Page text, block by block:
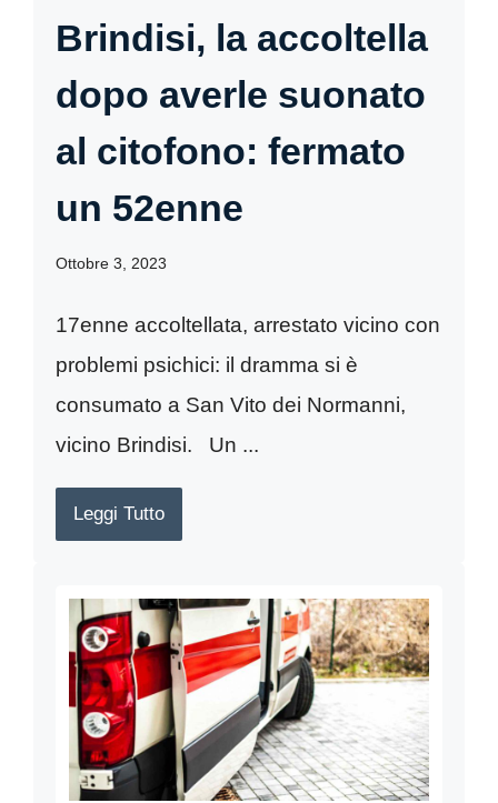
Brindisi, la accoltella
dopo averle suonato
al citofono: fermato
un 52enne
Ottobre 3, 2023
17enne accoltellata, arrestato vicino con
problemi psichici: il dramma si è
consumato a San Vito dei Normanni,
vicino Brindisi. Un ...
Leggi Tutto